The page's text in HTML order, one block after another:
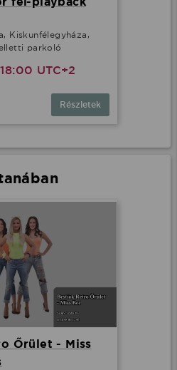
Kiskunfélegyháza,
parkoló
UTC+2
Részletek
Őrület - Miss